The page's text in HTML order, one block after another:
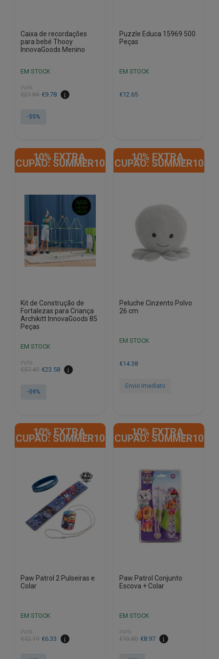
Caixa de recordações
para bebé Thooy
InnovaGoods Menino
EM STOCK
PVPR
€21.84
O
original
€9.78
O
atual
-55%
Puzzle Educa 15969 500
Peças
EM STOCK
€12.65
10% EXTRA,
CUPÃO: SUMMER10
Kit de Construção de
Fortalezas para Criança
Archikitt InnovaGoods 85
Peças
EM STOCK
PVPR
€57.49
O
original
€23.58
O
atual
-59%
10% EXTRA,
CUPÃO: SUMMER10
Peluche Cinzento Polvo
26 cm
EM STOCK
€14.38
Envio Imediato
10% EXTRA,
CUPÃO: SUMMER10
Paw Patrol 2 Pulseiras e
Colar
EM STOCK
PVPR
€12.19
O
€6.33
O
10% EXTRA,
CUPÃO: SUMMER10
Paw Patrol Conjunto
Escova + Colar
EM STOCK
PVPR
€13.80
O
€8.97
O